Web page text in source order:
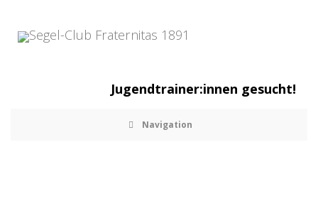
Jugendtrainer:innen gesucht!
Navigation